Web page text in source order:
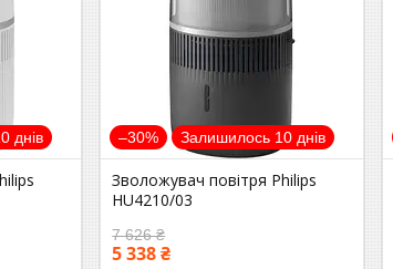
днів –30% Залишилось 10 днів
Зволожувач повітря Philips
HU4210/03
7 626 ₴
5 338 ₴